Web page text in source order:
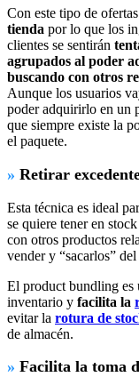
Con este tipo de
tienda por lo que los
clientes se sentirán
agrupados al poder
buscando con otros
Aunque los usuarios
poder adquirirlo en un
que siempre existe la
el paquete.
» Retirar
Esta técnica es ideal
se quiere tener en
con otros productos
vender y “sacarlos”
El product bundling es
inventario y facilita la
evitar la rotura de
de almacén.
» Facilita la toma